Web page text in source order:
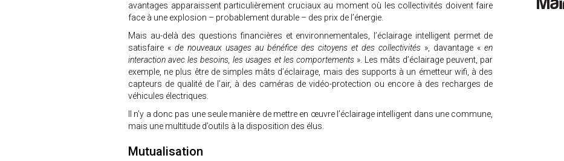
avantages apparaissent particulièrement cruciaux au moment où les collectivités doivent faire
face à une explosion – probablement durable – des prix de l’énergie.
Mais au-delà des questions financières et environnementales, l’éclairage intelligent permet de
satisfaire « de nouveaux usages au bénéfice des citoyens et des collectivités », davantage «en
interaction avec les besoins, les usages et les comportements». Les mâts d’éclairage peuvent, par
exemple, ne plus être de simples mâts d’éclairage, mais des supports à un émetteur wifi, à des
capteurs de qualité de l’air, à des caméras de vidéo-protection ou encore à des recharges de
véhicules électriques.
Il n’y a donc pas une seule manière de mettre en œuvre l’éclairage intelligent dans une commune,
mais une multitude d’outils à la disposition des élus.
Mutualisation